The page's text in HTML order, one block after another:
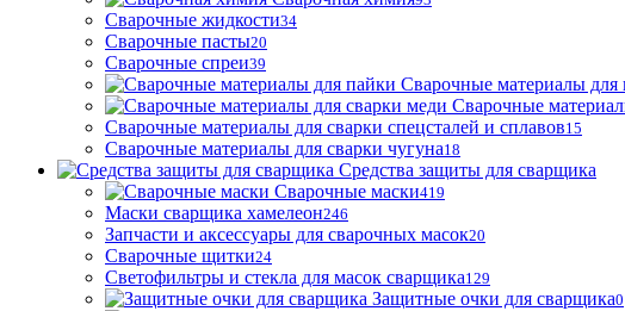
Сварочные жидкости34
Сварочные пасты20
Сварочные спреи39
Сварочные материалы для
Сварочные
Сварочные материалы для сварки спецсталей и сплавов15
Сварочные материалы для сварки чугуна18
Средства защиты для сварщика
Сварочные маски419
Маски сварщика хамелеон246
Запчасти и аксессуары для сварочных масок20
Сварочные щитки24
Светофильтры и стекла для масок сварщика129
Защитные очки для сварщика0